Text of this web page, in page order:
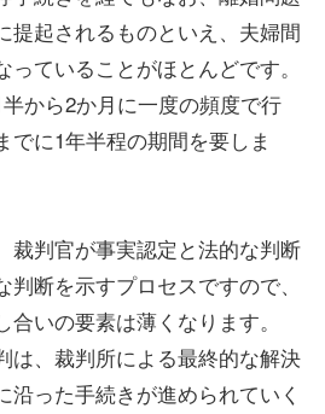
提起されるものといえ、夫婦間
ていることがほとんどです。
から2か月に一度の頻度で行
でに1年半程の期間を要しま
裁判官が事実認定と法的な判断
断を示すプロセスですので、
いの要素は薄くなります。
は、裁判所による最終的な解決
沿った手続きが進められていく